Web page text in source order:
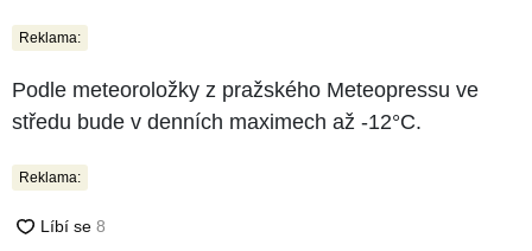
Reklama:
Podle meteoroložky z pražského Meteopressu ve
středu bude v denních maximech až -12°C.
Reklama: